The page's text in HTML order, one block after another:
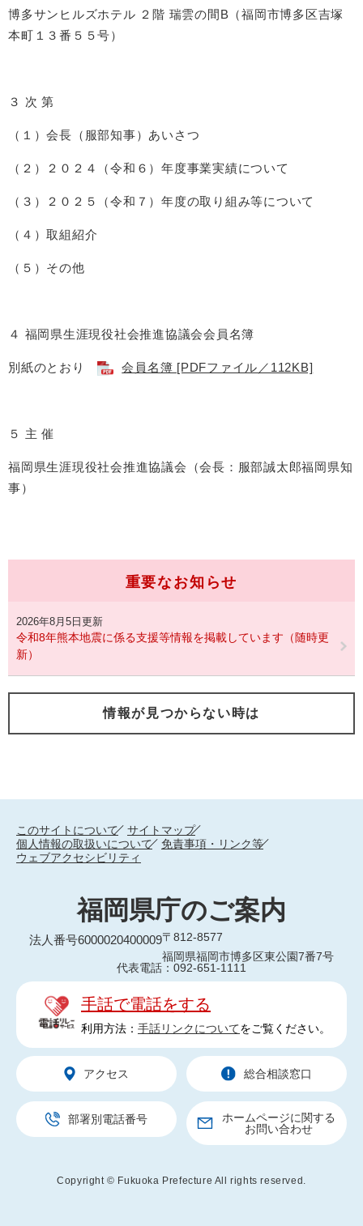
博多サンヒルズホテル ２階 瑞雲の間B（福岡市博多区吉塚
本町１３番５５号）
３ 次 第
（１）会長（服部知事）あいさつ
（２）２０２４（令和６）年度事業実績について
（３）２０２５（令和７）年度の取り組み等について
（４）取組紹介
（５）その他
４ 福岡県生涯現役社会推進協議会会員名簿
別紙のとおり 会員名簿 [PDFファイル／112KB]
５ 主 催
福岡県生涯現役社会推進協議会（会長：服部誠太郎福岡県知
事）
重要なお知らせ
2026年8月5日更新
令和8年熊本地震に係る支援等情報を掲載しています（随時更
新）
情報が見つからない時は
このサイトについて
サイトマップ
個人情報の取扱いについて
免責事項・リンク等
ウェブアクセシビリティ
福岡県庁のご案内
法人番号6000020400009〒812-8577
福岡県福岡市博多区東公園7番7号
代表電話：092-651-1111
手話で電話をする
利用方法： 手話リンクについてをご覧ください。
アクセス 総合相談窓口
部署別電話番号
ホームページに関する
お問い合わせ
Copyright © Fukuoka Prefecture All rights reserved.